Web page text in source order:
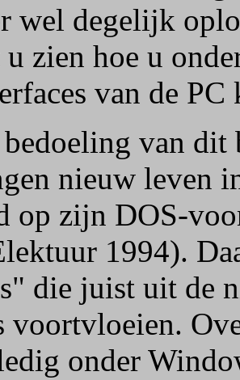
wel degelijk
zien hoe u
van de
van dit
nieuw leven
op zijn DOS-
1994).
die juist uit de
voortvloeien.
onder